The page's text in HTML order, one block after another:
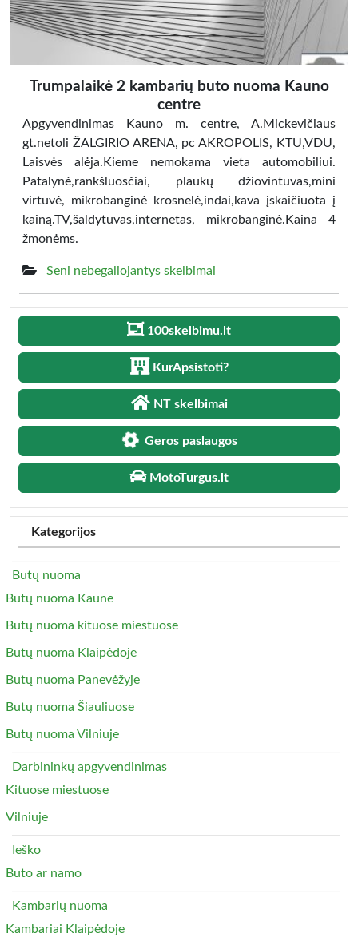
Trumpalaikė 2 kambarių buto nuoma Kauno
centre
Apgyvendinimas Kauno m. centre, A.Mickevičiaus
gt.netoli ŽALGIRIO ARENA, pc AKROPOLIS, KTU,VDU,
Laisvės alėja.Kieme nemokama vieta automobiliui.
Patalynė,rankšluosčiai, plaukų džiovintuvas,mini
virtuvė, mikrobanginė krosnelė,indai,kava įskaičiuota į
kainą.TV,šaldytuvas,internetas, mikrobanginė.Kaina 4
žmonėms.
Seni nebegaliojantys skelbimai
100skelbimu.lt
KurApsistoti?
NT skelbimai
Geros paslaugos
MotoTurgus.lt
Kategorijos
Butų nuoma
Butų nuoma Kaune
Butų nuoma kituose miestuose
Butų nuoma Klaipėdoje
Butų nuoma Panevėžyje
Butų nuoma Šiauliuose
Butų nuoma Vilniuje
Darbininkų apgyvendinimas
Kituose miestuose
Vilniuje
Ieško
Buto ar namo
Kambarių nuoma
Kambariai Klaipėdoje